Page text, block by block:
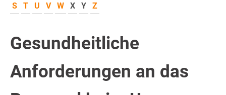
S
T U V W X Y Z
Gesundheitliche
Anforderungen an das